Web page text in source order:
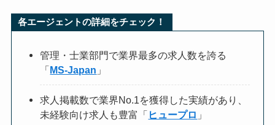
各エージェントの詳細をチェック！
管理・士業部門で業界最多の求人数を誇る
「MS-Japan 」
求人掲載数で業界No.1を獲得した実績があり、
未経験向け求人も豊富「 ヒュープロ 」